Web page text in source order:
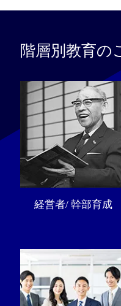
階層別教育の
経営者/ 幹部育成